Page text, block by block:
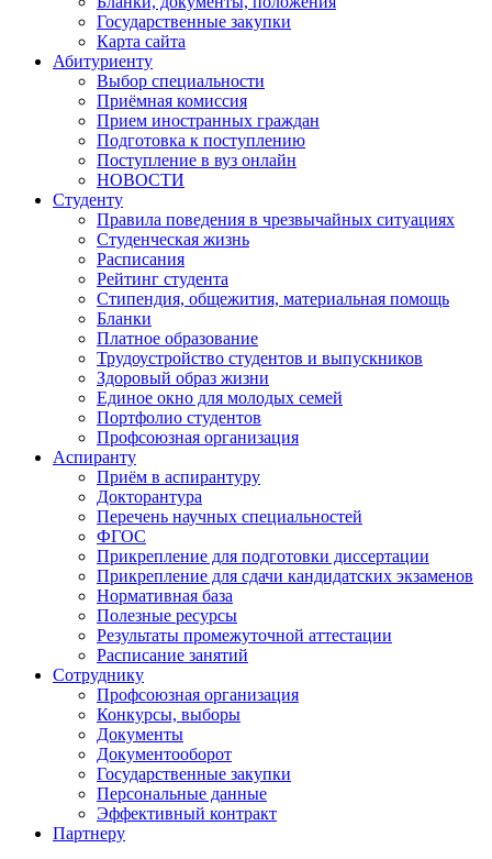
Государственные закупки
Карта сайта
Абитуриенту
Выбор специальности
Приёмная комиссия
Прием иностранных граждан
Подготовка к поступлению
Поступление в вуз онлайн
НОВОСТИ
Студенту
Правила поведения в чрезвычайных ситуациях
Студенческая жизнь
Расписания
Рейтинг студента
Стипендия, общежития, материальная помощь
Бланки
Платное образование
Трудоустройство студентов и выпускников
Здоровый образ жизни
Единое окно для молодых семей
Портфолио студентов
Профсоюзная организация
Аспиранту
Приём в аспирантуру
Докторантура
Перечень научных специальностей
ФГОС
Прикрепление для подготовки диссертации
Прикрепление для сдачи кандидатских экзаменов
Нормативная база
Полезные ресурсы
Результаты промежуточной аттестации
Расписание занятий
Сотруднику
Профсоюзная организация
Конкурсы, выборы
Документы
Документооборот
Государственные закупки
Персональные данные
Эффективный контракт
Партнеру